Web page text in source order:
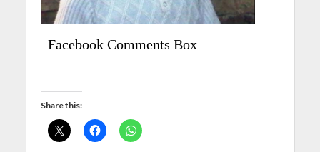
Facebook Comments Box
Share this: